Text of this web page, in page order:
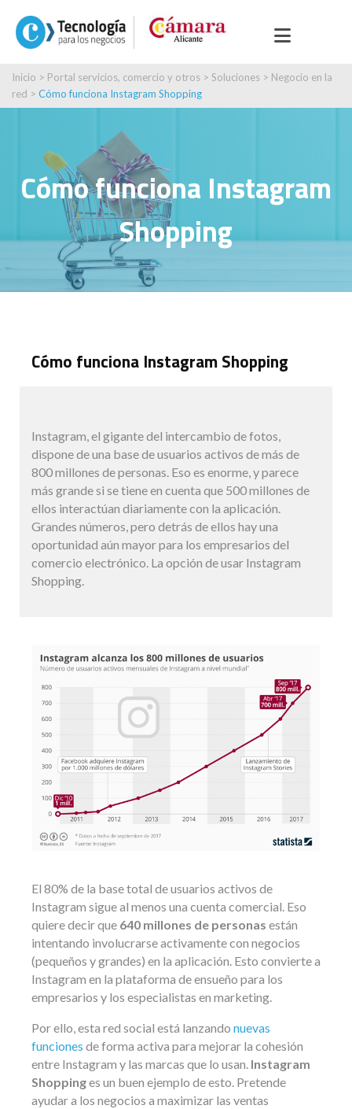
Inicio > Portal servicios, comercio y otros > Soluciones > Negocio en la
red > Cómo funciona Instagram Shopping
Cómo funciona Instagram
Shopping
Cómo funciona Instagram Shopping
Instagram, el gigante del intercambio de fotos,
dispone de una base de usuarios activos de más de
800 millones de personas. Eso es enorme, y parece
más grande si se tiene en cuenta que 500 millones de
ellos interactúan diariamente con la aplicación.
Grandes números, pero detrás de ellos hay una
oportunidad aún mayor para los empresarios del
comercio electrónico. La opción de usar Instagram
Shopping.
El 80% de la base total de usuarios activos de
Instagram sigue al menos una cuenta comercial. Eso
quiere decir que 640 millones de personas están
intentando involucrarse activamente con negocios
(pequeños y grandes) en la aplicación. Esto convierte a
Instagram en la plataforma de ensueño para los
empresarios y los especialistas en marketing.
Por ello, esta red social está lanzando nuevas
funciones de forma activa para mejorar la cohesión
entre Instagram y las marcas que lo usan. Instagram
Shoppinges un buen ejemplo de esto. Pretende
ayudar a los negocios a maximizar las ventas